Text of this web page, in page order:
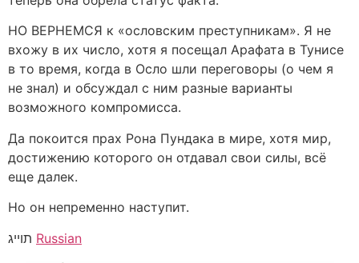
НО ВЕРНЕМСЯ к «ословским преступникам». Я не
вхожу в их число, хотя я посещал Арафата в Тунисе
в то время, когда в Осло шли переговоры (о чем я
не знал) и обсуждал с ним разные варианты
возможного компромисса.
Да покоится прах Рона Пундака в мире, хотя мир,
достижению которого он отдавал свои силы, всё
еще далек.
Но он непременно наступит.
Russian